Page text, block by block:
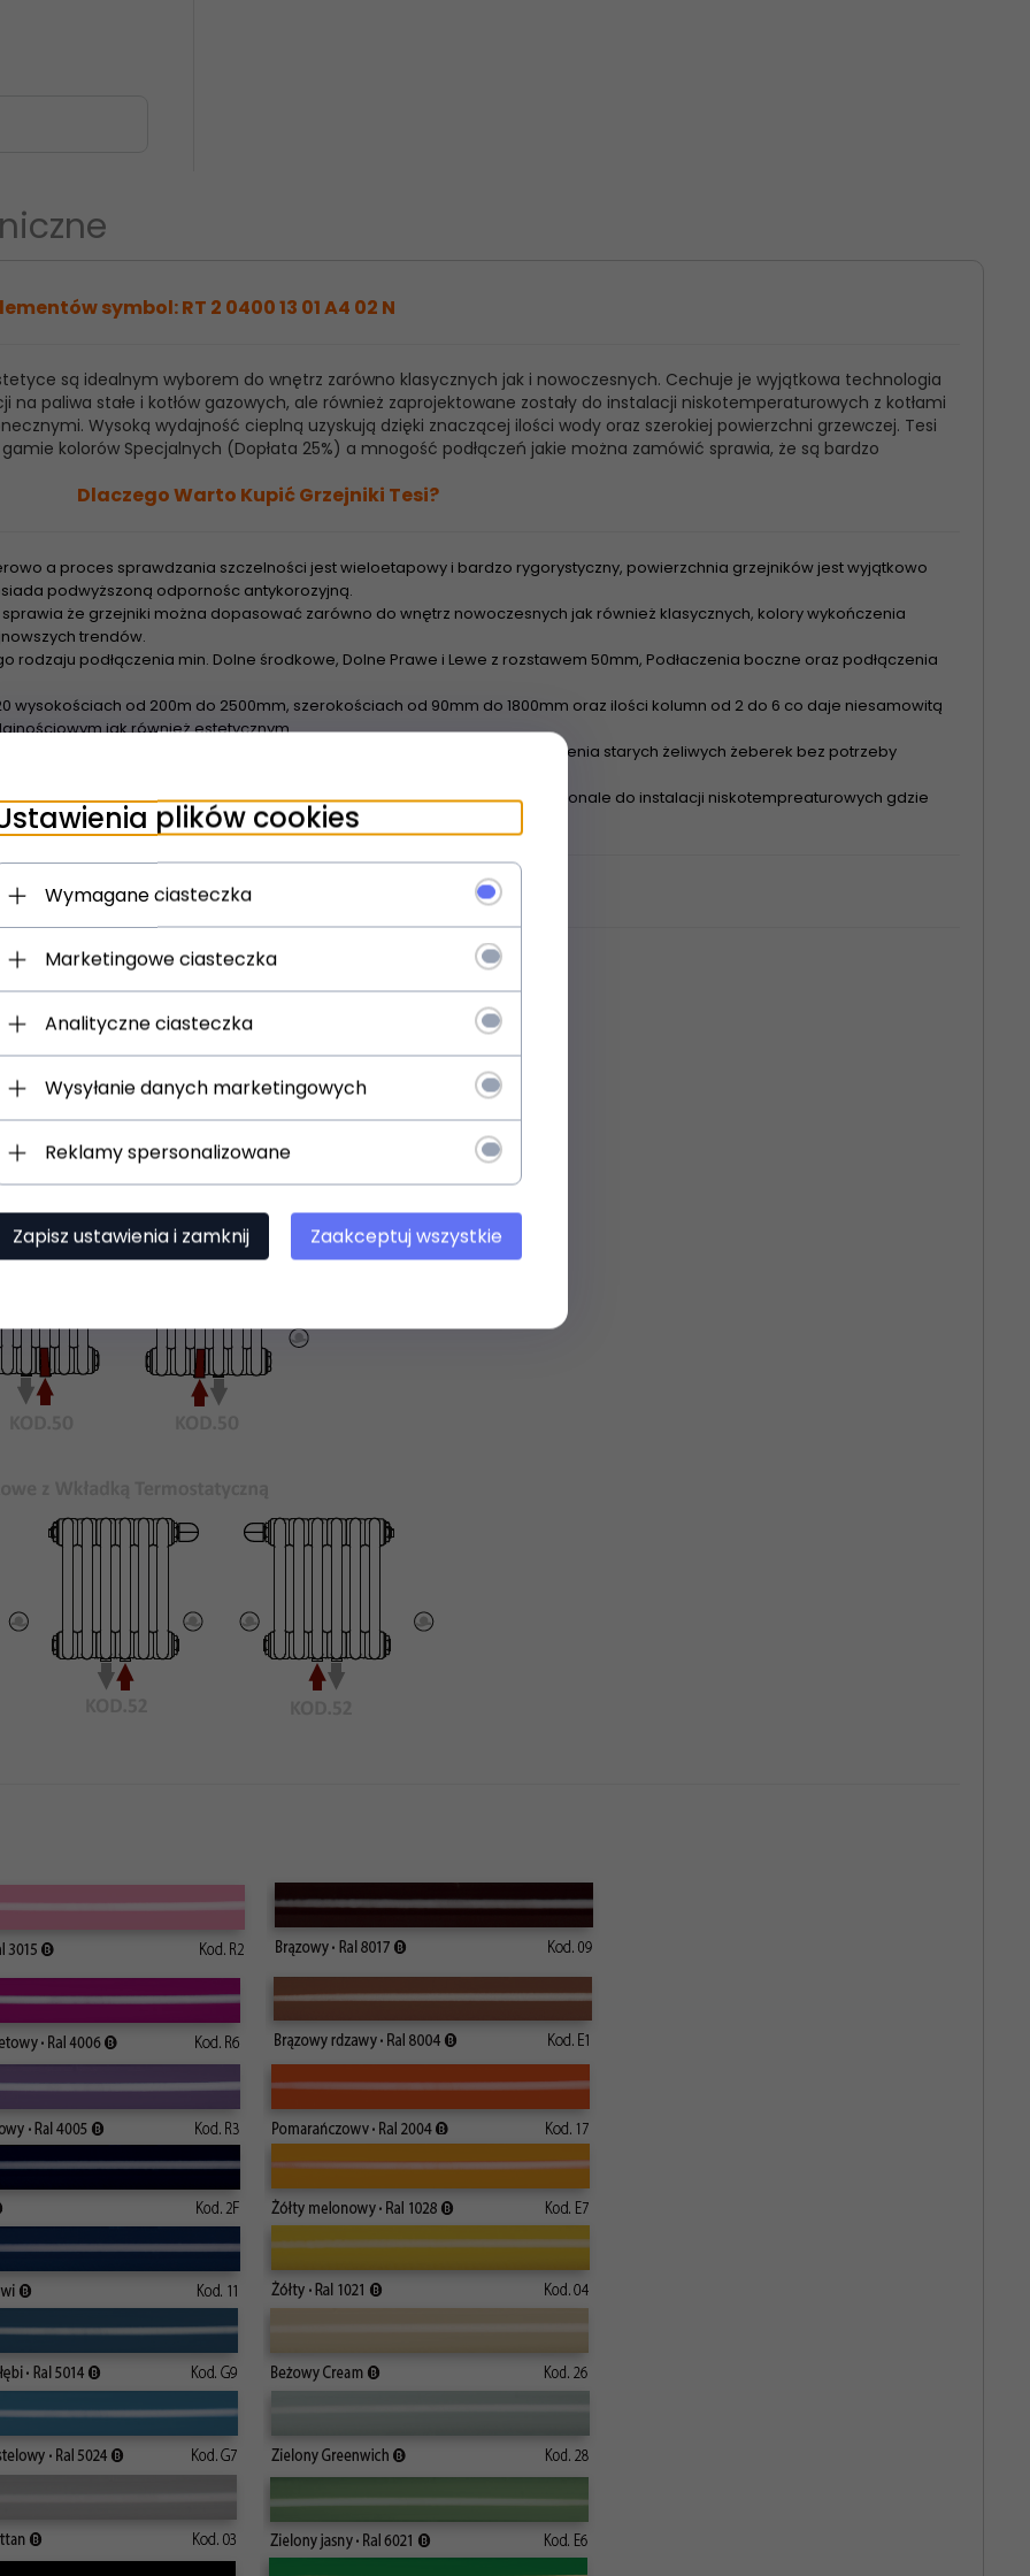
symbol: RT 2 0400 13 01 A4 02 N
są idealnym wyborem do wnętrz zarówno klasycznych jak i nowoczesnych. Cechuje je wyjątkowa technologia
na paliwa stałe i kotłów gazowych, ale również zaprojektowane zostały do instalacji niskotemperaturowych z kotłami
Wysoką wydajność cieplną uzyskują dzięki znaczącej ilości wody oraz szerokiej powierzchni grzewczej. Tesi
kolorów Specjalnych (Dopłata 25%) a mnogość podłączeń jakie można zamówić sprawia, że są bardzo
Dlaczego Warto Kupić Grzejniki Tesi?
a proces sprawdzania szczelności jest wieloetapowy i bardzo rygorystyczny, powierzchnia grzejników jest wyjątkowo
podwyższoną odpornośc antykorozyjną.
że grzejniki można dopasować zarówno do wnętrz nowoczesnych jak również klasycznych, kolory wykończenia
trendów.
podłączenia min. Dolne środkowe, Dolne Prawe i Lewe z rozstawem 50mm, Podłaczenia boczne oraz podłączenia
wysokościach od 200m do 2500mm, szerokościach od 90mm do 1800mm oraz ilości kolumn od 2 do 6 co daje niesamowitą
jak również estetycznym
grzejników z rozstawem bocznym 500m Tesi nadają się do zastąpienia starych żeliwych żeberek bez potrzeby
- Dzięki szerokiej powierzchni grzewczej grzejniki nadaja się doskonale do instalacji niskotempreaturowych gdzie
z pompami ciepła oraz kolektorami słonecznymi
plików cookies
Wymagane ciasteczka
Marketingowe ciasteczka
Analityczne ciasteczka
Wysyłanie danych marketingowych
Reklamy spersonalizowane
Zapisz ustawienia i zamknij Zaakceptuj wszystkie